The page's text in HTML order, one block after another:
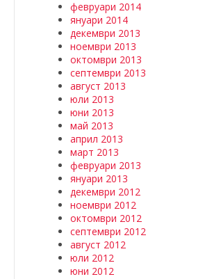
февруари 2014
януари 2014
декември 2013
ноември 2013
октомври 2013
септември 2013
август 2013
юли 2013
юни 2013
май 2013
април 2013
март 2013
февруари 2013
януари 2013
декември 2012
ноември 2012
октомври 2012
септември 2012
август 2012
юли 2012
юни 2012